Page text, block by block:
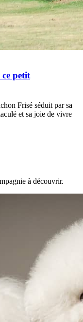
petit
Frisé séduit par sa
et sa joie de vivre
à découvrir.